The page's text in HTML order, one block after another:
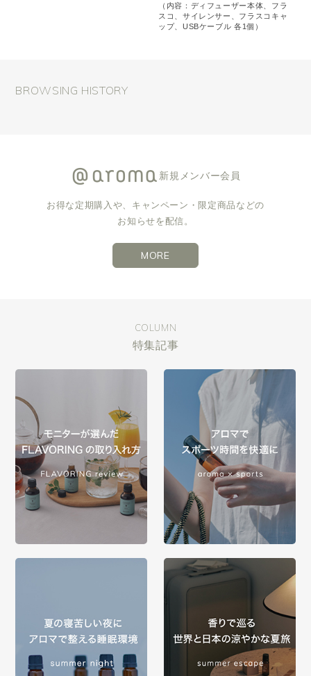
（内容：ディフューザー本体、フラ
スコ、サイレンサー、フラスコキャ
ップ、USBケーブル 各1個）
BROWSING HISTORY
新規メンバー会員
お得な定期購入や、キャンペーン・限定商品などの
お知らせを配信。
MORE
COLUMN
特集記事